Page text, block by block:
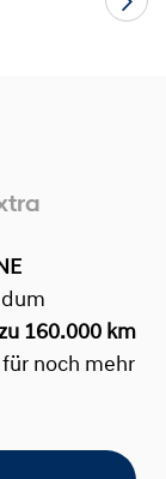
160.000 km
für noch mehr